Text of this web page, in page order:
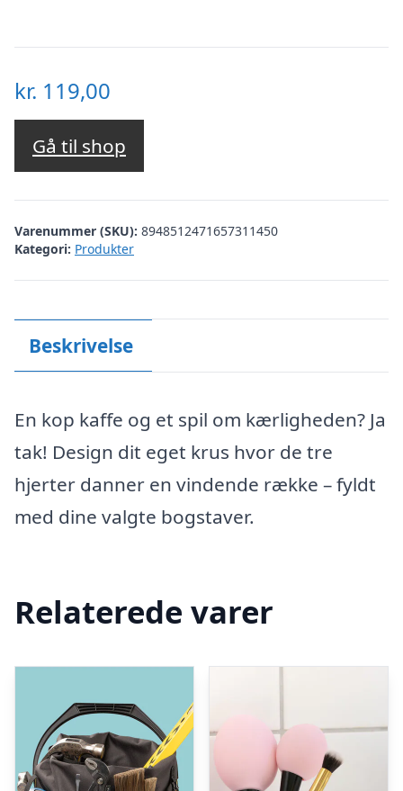
kr. 119,00
Gå til shop
Varenummer (SKU): 8948512471657311450
Kategori: Produkter
Beskrivelse
En kop kaffe og et spil om kærligheden? Ja
tak! Design dit eget krus hvor de tre
hjerter danner en vindende række – fyldt
med dine valgte bogstaver.
Relaterede varer